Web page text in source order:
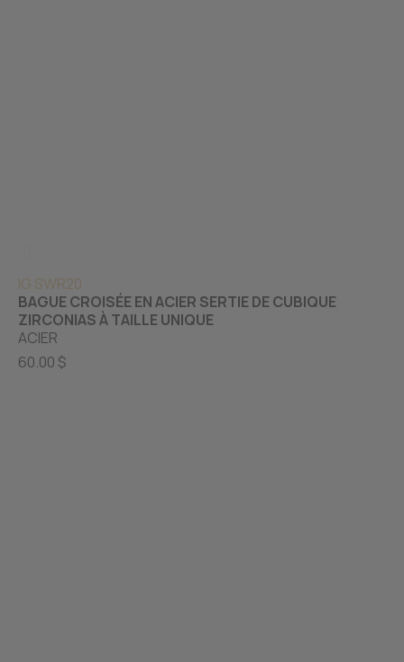
IG SWR20
BAGUE CROISÉE EN ACIER SERTIE DE CUBIQUE
ZIRCONIAS À TAILLE UNIQUE
ACIER
60.00 $